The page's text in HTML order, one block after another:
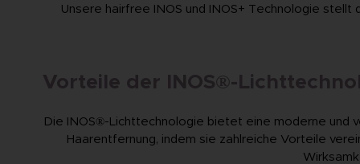
Unsere hairfree INOS und INOS+ Technologie
Vorteile der INOS®-
Die INOS®-Lichttechnologie bietet eine moderne und
Haarentfernung, indem sie zahlreiche Vorteile